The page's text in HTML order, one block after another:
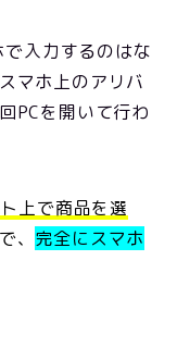
入力するのはな
マホ上のアリバ
PCを開いて行わ
上で商品を選
、 完全にスマホ